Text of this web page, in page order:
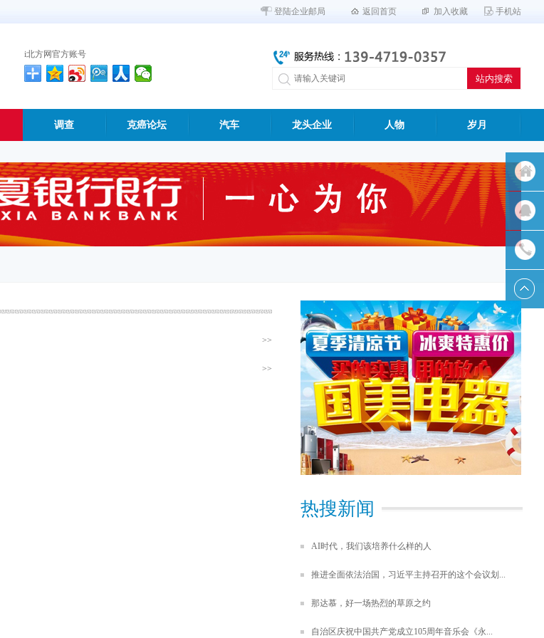
登陆企业邮局 返回首页 加入收藏 手机站
i北方网官方账号
调查 克癌论坛 汽车 龙头企业 人物 岁月
>>
>>
热搜新闻
AI时代，我们该培养什么样的人
推进全面依法治国，习近平主持召开的这个会议划...
那达慕，好一场热烈的草原之约
自治区庆祝中国共产党成立105周年音乐会《永...
返回首
页
QQ客服
联系我
们